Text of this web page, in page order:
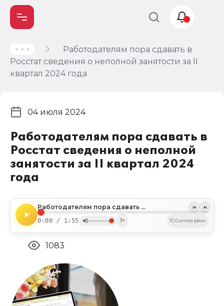
Работодателям пора сдавать в
Росстат сведения о неполной занятости за II
квартал 2024 года
Работодателям пора сдавать в
Росстат сведения о неполной
занятости за II квартал 2024
года
Работодателям пора сдавать в Росстат сведения о неполной занятости за II квартал 2024 года
0:00 / 1:55 1× 1C:Синтез речи
04 июля 2024
1083
Учет и
налогообложение